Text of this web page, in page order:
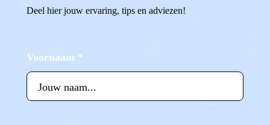
Deel hier jouw ervaring, tips en adviezen!
Voornaam *